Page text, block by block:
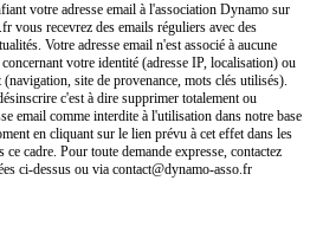
votre adresse email à l'association Dynamo sur
vous recevrez des emails réguliers avec des
Votre adresse email n'est associé à aucune
votre identité (adresse IP, localisation) ou
site de provenance, mots clés utilisés).
c'est à dire supprimer totalement ou
email comme interdite à l'utilisation dans notre base
en cliquant sur le lien prévu à cet effet dans les
ce cadre. Pour toute demande expresse, contactez
ci-dessus ou via contact@dynamo-asso.fr